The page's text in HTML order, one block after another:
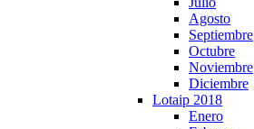
Agosto
Septiembre
Octubre
Noviembre
Diciembre
Lotaip 2018
Enero